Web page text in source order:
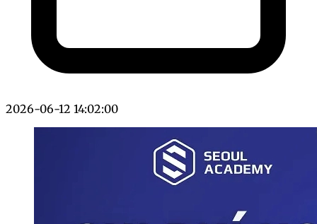
2026-06-12 14:02:00